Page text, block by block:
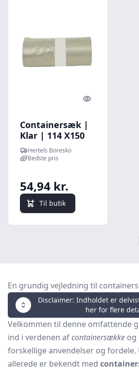
Quick look
Containersæk |
Klar | 114 X150
mm | 180 L | 40
my | 10 stk.
Hertels Boresko
Bedste pris
54,94 kr.
Til butik
En grundig vejledning til
Disclaimer: Indholdet er
her for flere
Velkommen til denne omfattende
ind i verdenen afcontainersække og
forskellige anvendelser og fordele.
allerede er bekendt med